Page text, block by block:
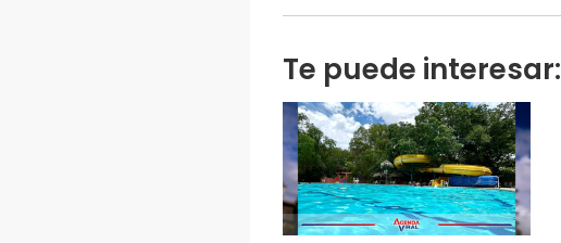
Te puede interesar: